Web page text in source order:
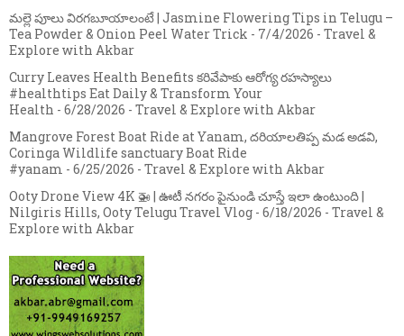
మల్లె పూలు విరగబూయాలంటే | Jasmine Flowering Tips in Telugu –
Tea Powder & Onion Peel Water Trick - 7/4/2026 - Travel &
Explore with Akbar
Curry Leaves Health Benefits కరివేపాకు ఆరోగ్య రహస్యాలు
#healthtips Eat Daily & Transform Your
Health - 6/28/2026 - Travel & Explore with Akbar
Mangrove Forest Boat Ride at Yanam, దరియాలతిప్ప మడ అడవి,
Coringa Wildlife sanctuary Boat Ride
#yanam - 6/25/2026 - Travel & Explore with Akbar
Ooty Drone View 4K 🚁 | ఊటీ నగరం పైనుండి చూస్తే ఇలా ఉంటుంది |
Nilgiris Hills, Ooty Telugu Travel Vlog - 6/18/2026 - Travel &
Explore with Akbar